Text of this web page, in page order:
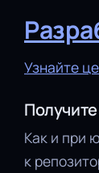
Узнайте
Как и при
к